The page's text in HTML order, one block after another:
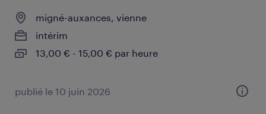
migné-auxances, vienne
intérim
13,00 € - 15,00 € par heure
publié le 10 juin 2026